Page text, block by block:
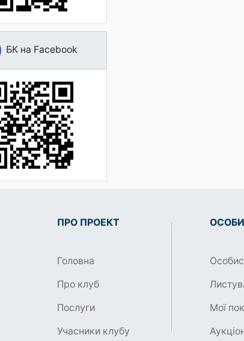
БК на Facebook
ПРО ПРОЕКТ
Головна
Про клуб
Послуги
Учасники клубу
Мої